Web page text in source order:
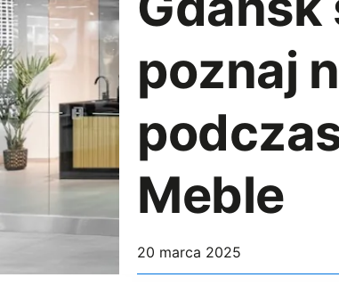
poznaj
Meble
20 marca 2025